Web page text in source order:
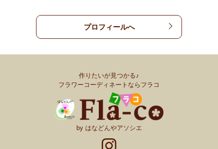
プロフィールへ
作りたいが見つかる♪
フラワーコーディネートならフラコ
by はなどんやアソシエ